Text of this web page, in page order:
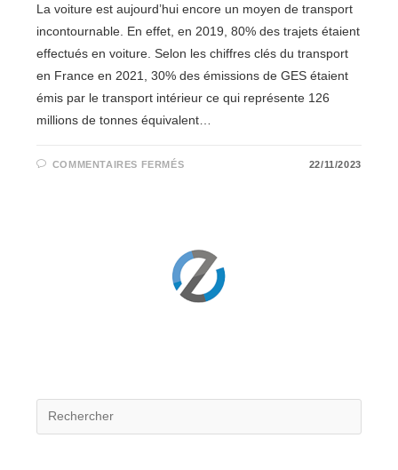
La voiture est aujourd’hui encore un moyen de transport
incontournable. En effet, en 2019, 80% des trajets étaient
effectués en voiture. Selon les chiffres clés du transport
en France en 2021, 30% des émissions de GES étaient
émis par le transport intérieur ce qui représente 126
millions de tonnes équivalent…
COMMENTAIRES FERMÉSSUR
TRANSITION
ÉNERGÉTIQUE
22/11/2023